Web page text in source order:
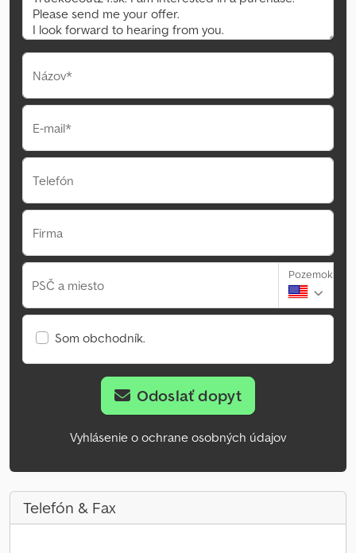
Názov*
E-mail*
Telefón
Firma
PSČ a miesto
Pozemok
Som obchodník.
Odoslať dopyt
Vyhlásenie o ochrane osobných údajov
Telefón & Fax